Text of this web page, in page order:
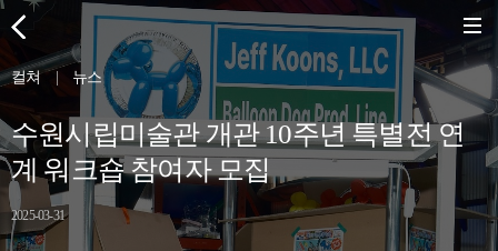
컬쳐 뉴스
수원시립미술관 개관 10주년 특별전 연
계 워크숍 참여자 모집
2025-03-31